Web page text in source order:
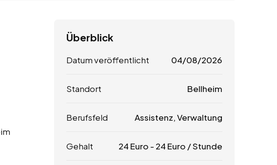
Überblick
Datum veröffentlicht 04/08/2026
Standort Bellheim
Berufsfeld Assistenz, Verwaltung
Gehalt 24 Euro - 24 Euro / Stunde